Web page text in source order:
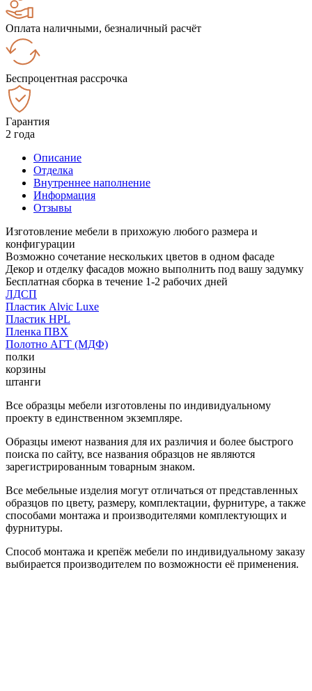
Оплата наличными, безналичный расчёт
Беспроцентная рассрочка
Гарантия
2 года
Описание
Отделка
Внутреннее наполнение
Информация
Отзывы
Изготовление мебели в прихожую любого размера и
конфигурации
Возможно сочетание нескольких цветов в одном фасаде
Декор и отделку фасадов можно выполнить под вашу задумку
Бесплатная сборка в течение 1-2 рабочих дней
ЛДСП
Пластик Alvic Luxe
Пластик HPL
Пленка ПВХ
Полотно АГТ (МДФ)
полки
корзины
штанги
Все образцы мебели изготовлены по индивидуальному
проекту в единственном экземпляре.
Образцы имеют названия для их различия и более быстрого
поиска по сайту, все названия образцов не являются
зарегистрированным товарным знаком.
Все мебельные изделия могут отличаться от представленных
образцов по цвету, размеру, комплектации, фурнитуре, а также
способами монтажа и производителями комплектующих и
фурнитуры.
Способ монтажа и крепёж мебели по индивидуальному заказу
выбирается производителем по возможности её применения.